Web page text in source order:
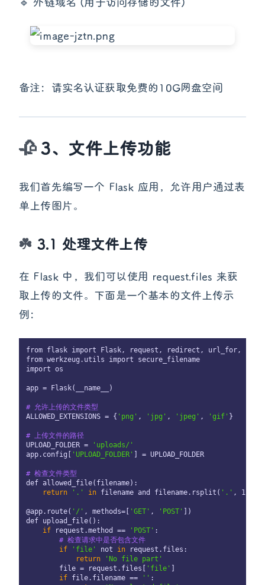
备注：请实名认证获取免费的10G网盘空间
3、文件上传功能
我们首先编写一个 Flask 应用，允许用户通过表
单上传图片。
3.1 处理文件上传
在 Flask 中，我们可以使用 request.files 来获
取上传的文件。下面是一个基本的文件上传示
例：
from flask import Flask, request, redirect, url_for,
from werkzeug.utils import secure_filename
import os
app = Flask(__name__)
# 允许上传的文件类型
ALLOWED_EXTENSIONS = { 'png' , 'jpg' , 'jpeg' , 'gif' }
# 上传文件的路径
UPLOAD_FOLDER =
'uploads/'
app.config[
'UPLOAD_FOLDER' ] = UPLOAD_FOLDER
# 检查文件类型
def allowed_file(filename):
return
'.' in filename and filename.rsplit( '.' ,
@app.route( '/' , methods=[ 'GET' , 'POST'
])
def upload_file():
if request.method == 'POST' :
# 检查请求中是否包含文件
if
'file' not in request.files:
return
'No file part'
        file = request.files[
'file'
if file.filename == '' :